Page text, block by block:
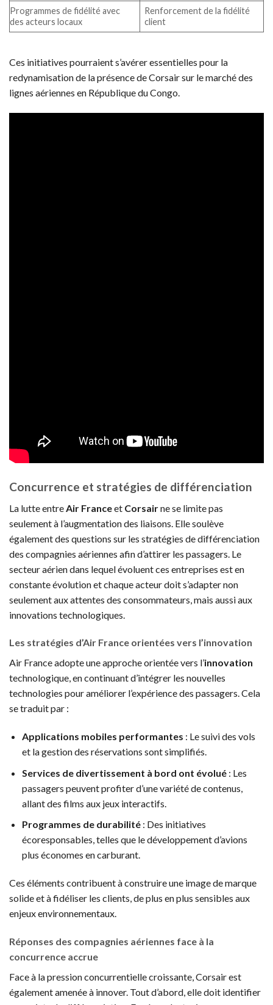
Programmes de fidélité avec
des acteurs locaux
Renforcement de la fidélité
client
Ces initiatives pourraient s’avérer essentielles pour la
redynamisation de la présence de Corsair sur le marché des
lignes aériennes en République du Congo.
Concurrence et stratégies de différenciation
La lutte entre Air Franceet Corsairne se limite pas
seulement à l’augmentation des liaisons. Elle soulève
également des questions sur les stratégies de différenciation
des compagnies aériennes afin d’attirer les passagers. Le
secteur aérien dans lequel évoluent ces entreprises est en
constante évolution et chaque acteur doit s’adapter non
seulement aux attentes des consommateurs, mais aussi aux
innovations technologiques.
Les stratégies d’Air France orientées vers l’innovation
Air France adopte une approche orientée vers l’innovation
technologique, en continuant d’intégrer les nouvelles
technologies pour améliorer l’expérience des passagers. Cela
se traduit par :
Applications mobiles performantes : Le suivi des vols
et la gestion des réservations sont simplifiés.
Services de divertissement à bord ont évolué: Les
passagers peuvent profiter d’une variété de contenus,
allant des films aux jeux interactifs.
Programmes de durabilité: Des initiatives
écoresponsables, telles que le développement d’avions
plus économes en carburant.
Ces éléments contribuent à construire une image de marque
solide et à fidéliser les clients, de plus en plus sensibles aux
enjeux environnementaux.
Réponses des compagnies aériennes face à la
concurrence accrue
Face à la pression concurrentielle croissante, Corsair est
également amenée à innover. Tout d’abord, elle doit identifier